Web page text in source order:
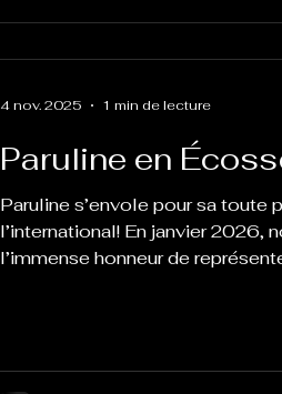
Paruline en
Paruline s’envole pour sa toute
l’international! En janvier 2026,
l’immense honneur de
4 nov. 2025 1 min de lecture